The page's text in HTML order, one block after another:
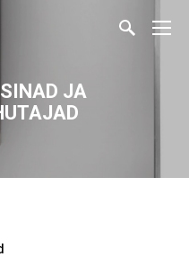
JA